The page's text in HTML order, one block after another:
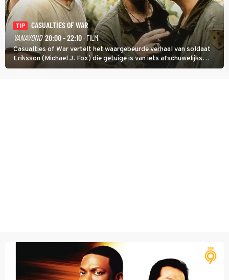
TIP
CASUALTIES OF WAR
VANAVOND 20:00 - 22:10· FILM
Casualties of War vertelt het waargebeurde verhaal van soldaat
Eriksson (Michael J. Fox) die getuige is van iets afschuwelijks
tijdens de Vietnamoorlog. Hij besluit uit de school te klappen.